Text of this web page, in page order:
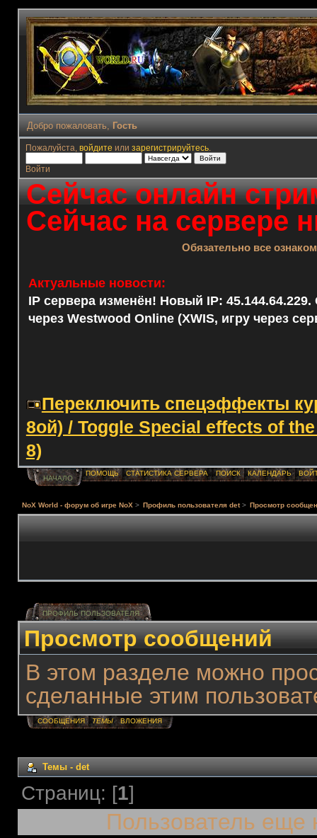
Добро пожаловать, Гость
Пожалуйста, войдите или зарегистрируйтесь.
Войти
Сейчас онлайн
Сейчас на сервере
Обязательно все
Актуальные новости:
IP сервера изменён! Новый IP: 45.144.64.229.
через Westwood Online (XWIS, игру через
Переключить спецэффекты
8ой) / Toggle Special effects of
8)
НАЧАЛО
ПОМОЩЬ СТАТИСТИКА СЕРВЕРА ПОИСК КАЛЕНДАРЬ
NoX World - форум об игре NoX > Профиль пользователя det> Просмотр
ПРОФИЛЬ ПОЛЬЗОВАТЕЛЯ
Просмотр сообщений
В этом разделе можно
сделанные этим
СООБЩЕНИЯ ТЕМЫ ВЛОЖЕНИЯ
Темы - det
Страниц: [1]
Пользователь еще